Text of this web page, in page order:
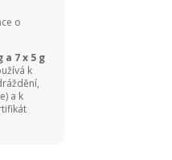
o
7 x 5 g
k
a k